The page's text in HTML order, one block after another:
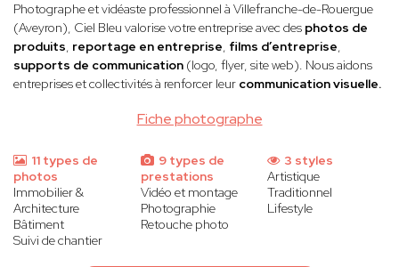
Fiche photographe
Photographe et vidéaste professionnel à Villefranche-de-Rouergue
(Aveyron), Ciel Bleu valorise votre entreprise avec des photos de
produits, reportage en entreprise, films d’entreprise,
supports de communication (logo, flyer, site web). Nous aidons
entreprises et collectivités à renforcer leur communication visuelle.
11 types de
photos
Immobilier &
Architecture
Bâtiment
Suivi de chantier
9 types de
prestations
Vidéo et montage
Photographie
Retouche photo
3 styles
Artistique
Traditionnel
Lifestyle